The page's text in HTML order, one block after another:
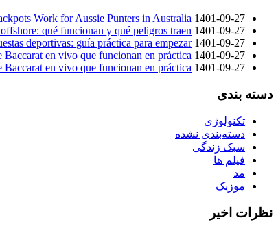
Work for Aussie Punters in Australia 1401-09-27
qué funcionan y qué peligros traen 1401-09-27
deportivas: guía práctica para empezar 1401-09-27
en vivo que funcionan en práctica 1401-09-27
en vivo que funcionan en práctica 1401-09-27
دسته بندی
تکنولوژی
دسته‌بندی نشده
سبک زندگی
فیلم ها
مد
موزیک
نظرات اخیر